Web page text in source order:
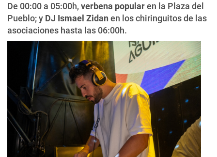
De 00:00 a 05:00h, verbena popularen la Plaza del
Pueblo; y DJ Ismael Zidan en los chiringuitos de las
asociaciones hasta las 06:00h.